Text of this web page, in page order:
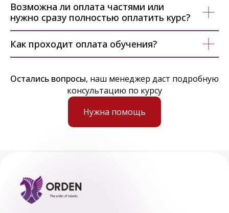
Возможна ли оплата частями или
нужно сразу полностью оплатить курс?
Как проходит оплата обучения?
Остались вопросы, наш менеджер даст подробную
консультацию по курсу
Нужна помощь